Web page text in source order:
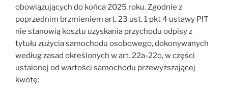
obowiązujących do końca 2025 roku. Zgodnie z
poprzednim brzmieniem art. 23 ust. 1 pkt 4 ustawy PIT
nie stanowią kosztu uzyskania przychodu odpisy z
tytułu zużycia samochodu osobowego, dokonywanych
według zasad określonych w art. 22a-22o, w części
ustalonej od wartości samochodu przewyższającej
kwotę: